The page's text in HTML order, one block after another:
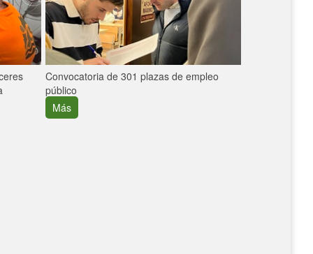
Convocatoria de 301 plazas de empleo
público
Más